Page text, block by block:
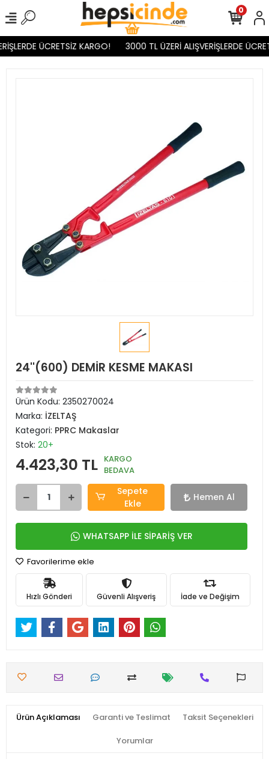
ÜCRETSİZ KARGO! 3000 TL ÜZERİ ALIŞVERİŞLERDE
0
24''(600) DEMİR KESME MAKASI
Ürün Kodu: 2350270024
Marka: İZELTAŞ
Kategori: PPRC Makaslar
Stok: 20+
4.423,30 TL KARGO
BEDAVA
Sepete
Ekle
Hemen Al
WHATSAPP İLE SİPARİŞ VER
Favorilerime ekle
Hızlı Gönderi Güvenli Alışveriş İade ve Değişim
Ürün Açıklaması Garanti ve Teslimat Taksit Seçenekleri
Yorumlar